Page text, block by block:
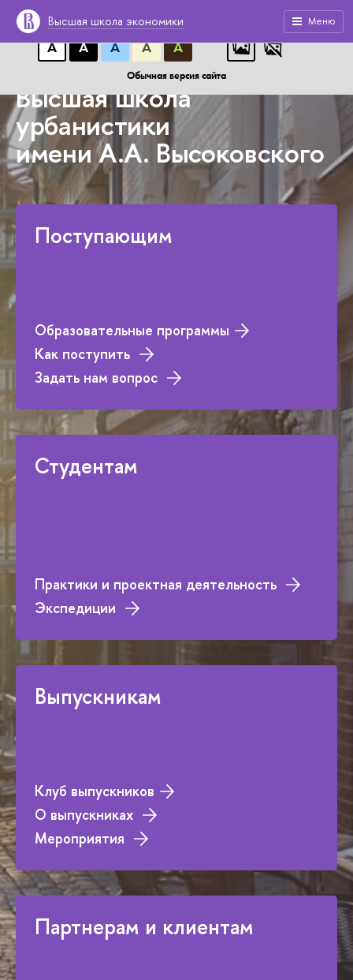
A A A АБB
АБB
А
А А А А
Обычная версия сайта
Высшая школа экономики Меню
Высшая школа
урбанистики
имени А.А. Высоковского
Поступающим
Образовательные программы
Как поступить
Задать нам вопрос
Студентам
Практики и проектная деятельность
Экспедиции
Выпускникам
Клуб выпускников
О выпускниках
Мероприятия
Партнерам и клиентам